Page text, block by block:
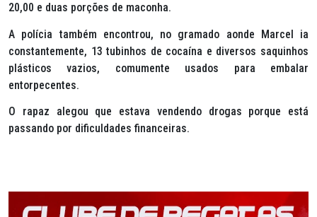
20,00 e duas porções de maconha.
A polícia também encontrou, no gramado aonde Marcel ia
constantemente, 13 tubinhos de cocaína e diversos saquinhos
plásticos vazios, comumente usados para embalar
entorpecentes.
O rapaz alegou que estava vendendo drogas porque está
passando por dificuldades financeiras.